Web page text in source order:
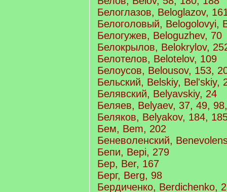
Белоглазов, Beloglazov,
Белоголовый, Belogolovyi,
Белогужев, Beloguzhev, 70
Белокрылов, Belokrylov,
Белотелов, Belotelov, 109
Белоусов, Belousov, 153,
Бельский, Belskiy, Bel'skiy,
Белявский, Belyavskiy, 24
Беляев, Belyaev, 37, 49,
Беляков, Belyakov, 184,
Бем, Bem, 202
Беневоленский,
Бепи, Bepi, 279
Бер, Ber, 167
Берг, Berg, 98
Бердиченко, Berdichenko,